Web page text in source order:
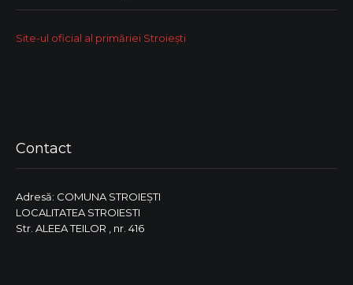
Site-ul oficial al primăriei Stroiești
Contact
Adresă: COMUNA STROIEŞTI
LOCALITATEA STROIESTI
Str. ALEEA TEILOR , nr. 416